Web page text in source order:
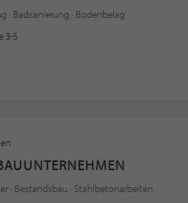
· Badsanierung · Bodenbelag
3-5
· Bestandsbau · Stahlbetonarbeiten